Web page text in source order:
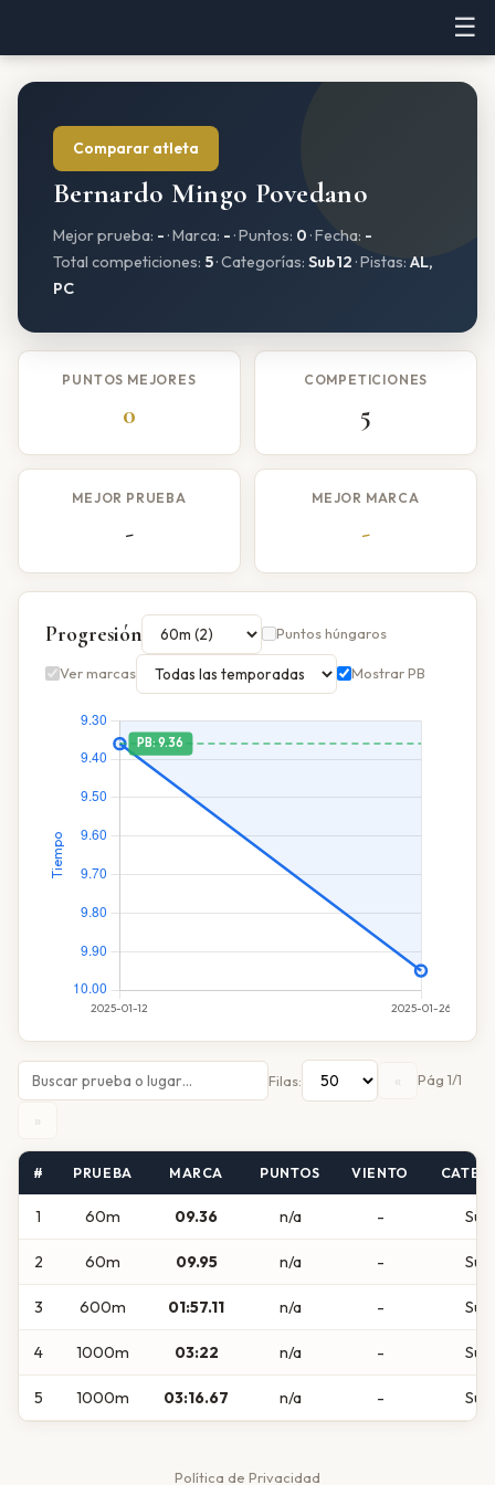
☰
Comparar atleta
Bernardo Mingo Povedano
Mejor prueba: - · Marca: - · Puntos: 0 · Fecha: -
Total competiciones: 5· Categorías: Sub12 · Pistas: AL,
PC
PUNTOS MEJORES
0
COMPETICIONES
5
MEJOR PRUEBA
-
MEJOR MARCA
-
Progresión Puntos húngaros
Ver marcas Mostrar PB
Filas: « Pág 1/1
»
# PRUEBA MARCA PUNTOS VIENTO
1 60m 09.36 n/a -
2 60m 09.95 n/a -
3 600m 01:57.11 n/a -
4 1000m 03:22 n/a -
5 1000m 03:16.67 n/a -
Política de Privacidad